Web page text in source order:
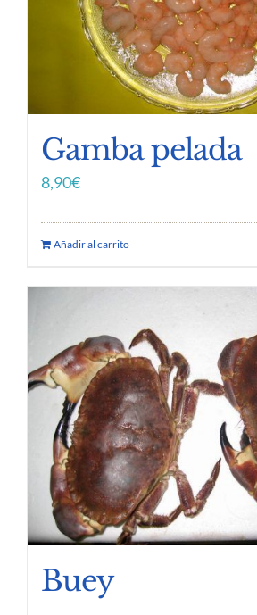
Gamba pelada
8,90€
Añadir al carrito
Buey